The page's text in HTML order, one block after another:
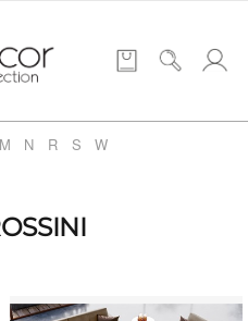
M N R S W